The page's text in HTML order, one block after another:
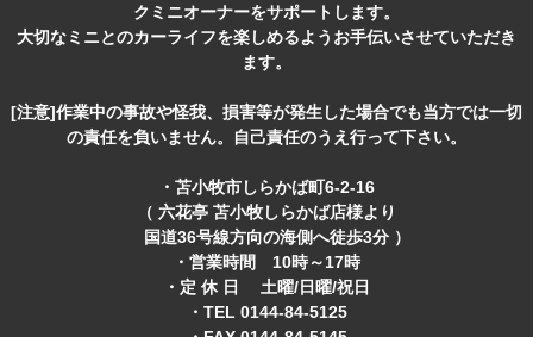
クミニオーナーをサポートします。
大切なミニとのカーライフを楽しめるようお手伝いさせていただき
ます。
[注意]作業中の事故や怪我、損害等が発生した場合でも当方では一切
の責任を負いません。自己責任のうえ行って下さい。
・苫小牧市しらかば町6-2-16
（ 六花亭 苫小牧しらかば店様より
国道36号線方向の海側へ徒歩3分 ）
・営業時間 10時～17時
・定 休 日 土曜/日曜/祝日
・TEL 0144-84-5125